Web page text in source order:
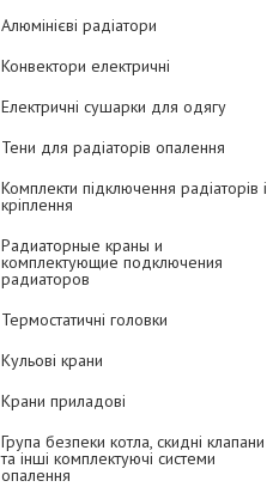
Алюмінієві радіатори
Конвектори електричні
Електричні сушарки для одягу
Тени для радіаторів опалення
Комплекти підключення радіаторів і
кріплення
Радиаторные краны и
комплектующие подключения
радиаторов
Термостатичні головки
Кульові крани
Крани приладові
Група безпеки котла, скидні клапани
та інші комплектуючі системи
опалення